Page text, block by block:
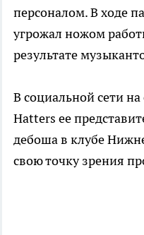
персоналом. В ходе
угрожал ножом
результате
В социальной сети
Hatters ее
дебоша в клубе
свою точку зрения